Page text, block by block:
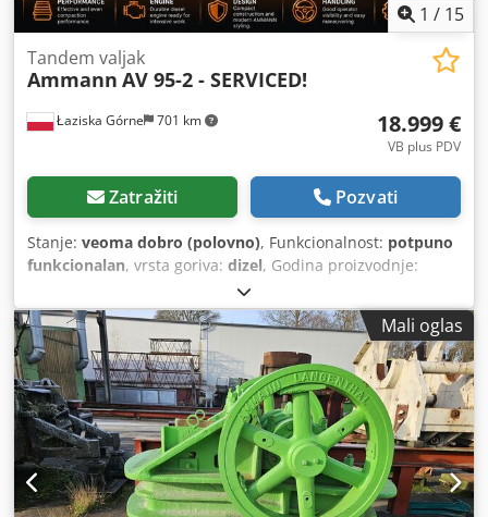
1 / 15
Łaziska Górne 701 km
Tandem valjak
Ammann AV 95-2 - SERVICED!
18.999 €
VB plus PDV
Zatražiti Pozvati
Stanje: veoma dobro (polovno), Funkcionalnost: potpuno
funkcionalan, vrsta goriva: dizel, Godina proizvodnje:
, Oprema:
hidraulika grippera, nizak nivo buke, pogon na sve
točkove, ugrađeni računar, Na prodaju je valjak za puteve
otkupljen od prvog vlasnika koji je radio u Danskoj. Mašina
je redovno servisirana i radi bez problema. Proverili smo je
i pripremili za prodaju. Dkodou Tiuzopfx Acler Valjak ima
samo 4408 radnih sati, što se vidi po debljini valjaka i
stanju cele mašine! Godina proizvodnje je decembar 2010,
korišćen tek od početka proleća 2011! - Takođe nudimo
pomoć pri utovaru ili možemo organizovati transport na
Mali oglas